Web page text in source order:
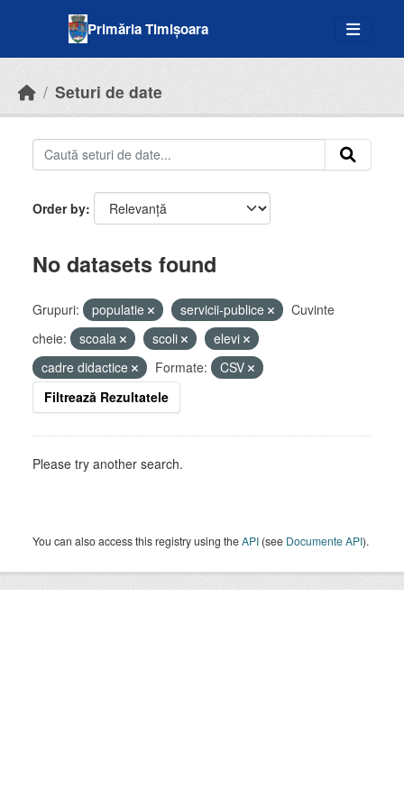
Primăria Timișoara
Seturi de date
Order by
No datasets found
Grupuri: populatie servicii-publice
Cuvinte
cheie:
scoala scoli
elevi
cadre didactice
Formate:
CSV
Filtrează Rezultatele
Please try another search.
You can also access this registry using theAPI (see Documente API).